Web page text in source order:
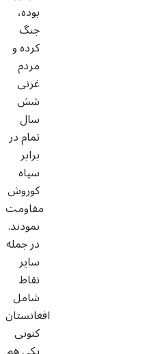
بوده،
جنگ
کرده و
مردم
غزنی
شش
سال
تمام در
برابر
سپاه
کوروش
مقاومت
نمودند.
در جمله
سایر
نقاط
شامل
افغانستان
کنونی